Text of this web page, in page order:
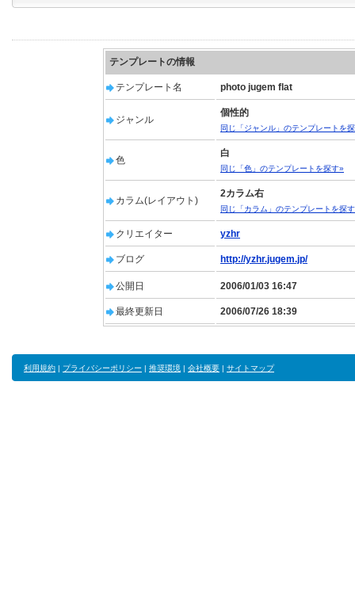
テンプレートの情報
テンプレート名 photo jugem flat
ジャンル
個性的
同じ「ジャンル」のテンプレートを
色
白
同じ「色」のテンプレートを探す»
カラム(レイアウト)
2カラム右
同じ「カラム」のテンプレートを探
クリエイター yzhr
ブログ http://yzhr.jugem.jp/
公開日 2006/01/03 16:47
最終更新日 2006/07/26 18:39
利用規約 | プライバシーポリシー | 推奨環境 | 会社概要 | サイトマップ